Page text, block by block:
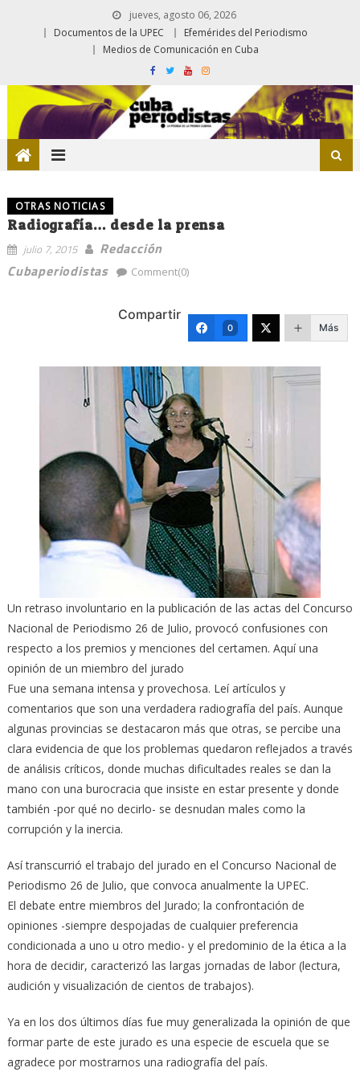
jueves, agosto 06, 2026
Documentos de la UPEC
Efemérides del Periodismo
Medios de Comunicación en Cuba
OTRAS NOTICIAS
Radiografía… desde la prensa
julio 7, 2015
Redacción
Cubaperiodistas
Comment(0)
Compartir
0 Más
Un retraso involuntario en la publicación de las actas del Concurso
Nacional de Periodismo 26 de Julio, provocó confusiones con
respecto a los premios y menciones del certamen. Aquí una
opinión de un miembro del jurado
Fue una semana intensa y provechosa. Leí artículos y
comentarios que son una verdadera radiografía del país. Aunque
algunas provincias se destacaron más que otras, se percibe una
clara evidencia de que los problemas quedaron reflejados a través
de análisis críticos, donde muchas dificultades reales se dan la
mano con una burocracia que insiste en estar presente y donde
también -por qué no decirlo- se desnudan males como la
corrupción y la inercia.
Así transcurrió el trabajo del jurado en el Concurso Nacional de
Periodismo 26 de Julio, que convoca anualmente la UPEC.
El debate entre miembros del Jurado; la confrontación de
opiniones -siempre despojadas de cualquier preferencia
condicionada a uno u otro medio- y el predominio de la ética a la
hora de decidir, caracterizó las largas jornadas de labor (lectura,
audición y visualización de cientos de trabajos).
Ya en los dos últimos días fue muy generalizada la opinión de que
formar parte de este jurado es una especie de escuela que se
agradece por mostrarnos una radiografía del país.